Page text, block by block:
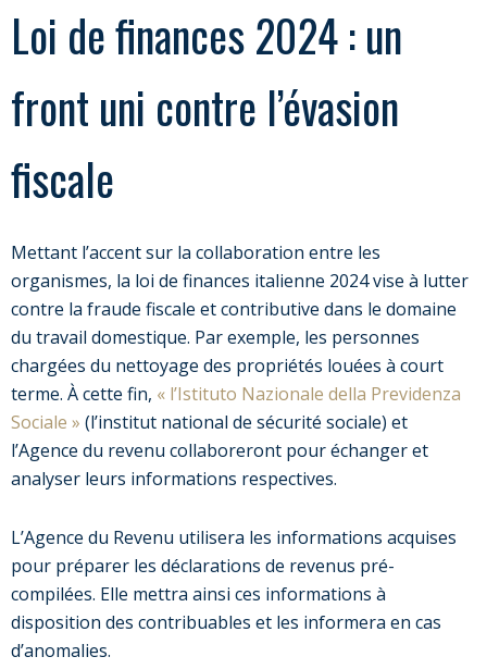
Loi de finances 2024 : un
front uni contre l’évasion
fiscale
Mettant l’accent sur la collaboration entre les
organismes, la loi de finances italienne 2024 vise à lutter
contre la fraude fiscale et contributive dans le domaine
du travail domestique. Par exemple, les personnes
chargées du nettoyage des propriétés louées à court
terme. À cette fin, « l’Istituto Nazionale della Previdenza
Sociale » (l’institut national de sécurité sociale) et
l’Agence du revenu collaboreront pour échanger et
analyser leurs informations respectives.
L’Agence du Revenu utilisera les informations acquises
pour préparer les déclarations de revenus pré-
compilées. Elle mettra ainsi ces informations à
disposition des contribuables et les informera en cas
d’anomalies.